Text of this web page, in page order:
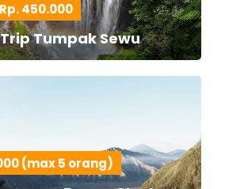
Rp. 450.000
Tumpak Sewu
(max 5 orang)